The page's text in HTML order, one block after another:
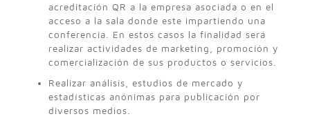
acreditación QR a la empresa asociada o en el
acceso a la sala donde este impartiendo una
conferencia. En estos casos la finalidad será
realizar actividades de marketing, promoción y
comercialización de sus productos o servicios.
Realizar análisis, estudios de mercado y
estadísticas anónimas para publicación por
diversos medios.